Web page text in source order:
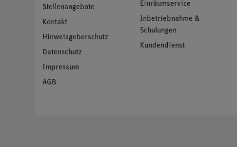
Stellenangebote
Kontakt
Hinweisgeberschutz
Datenschutz
Impressum
AGB
Einräumservice
Inbetriebnahme &
Schulungen
Kundendienst